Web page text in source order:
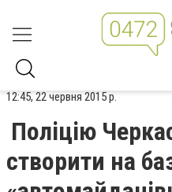
12:45, 22 червня 2015 р.
Поліцію
створити на